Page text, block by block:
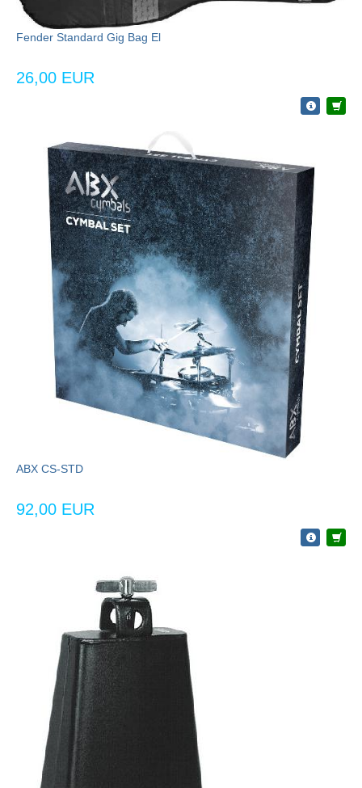
Fender Standard Gig Bag El
26,00 EUR
ABX CS-STD
92,00 EUR